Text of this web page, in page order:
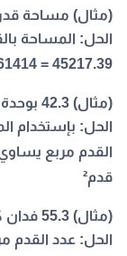
(مثال) مساحة قدرها 1532 فدان كم تساوي
الحل:
45217.39 = 69273041.61414 قدم²
(مثال) 42.3 بوحدة الفدان كم يساوي بوحدة القدم مربع ؟
الحل:
قدم²
(مثال) 55.3 فدان كم بالقدم مربع ؟
الحل: